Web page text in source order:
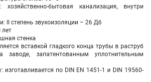
хозяйственно-бытовая канализация, внутри
II степень звукоизоляции – 26 Дб
лет
стенка
вставкой гладкого конца трубы в раструб
запатентованным уплотнительным
изготавливается по DIN EN 1451-1 и DIN 19560-